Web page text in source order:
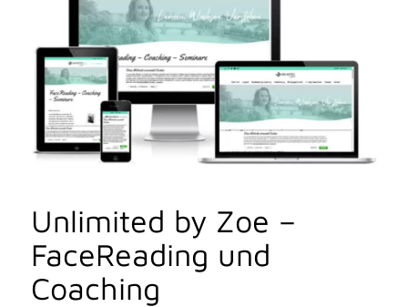
Unlimited by Zoe –
FaceReading und
Coaching